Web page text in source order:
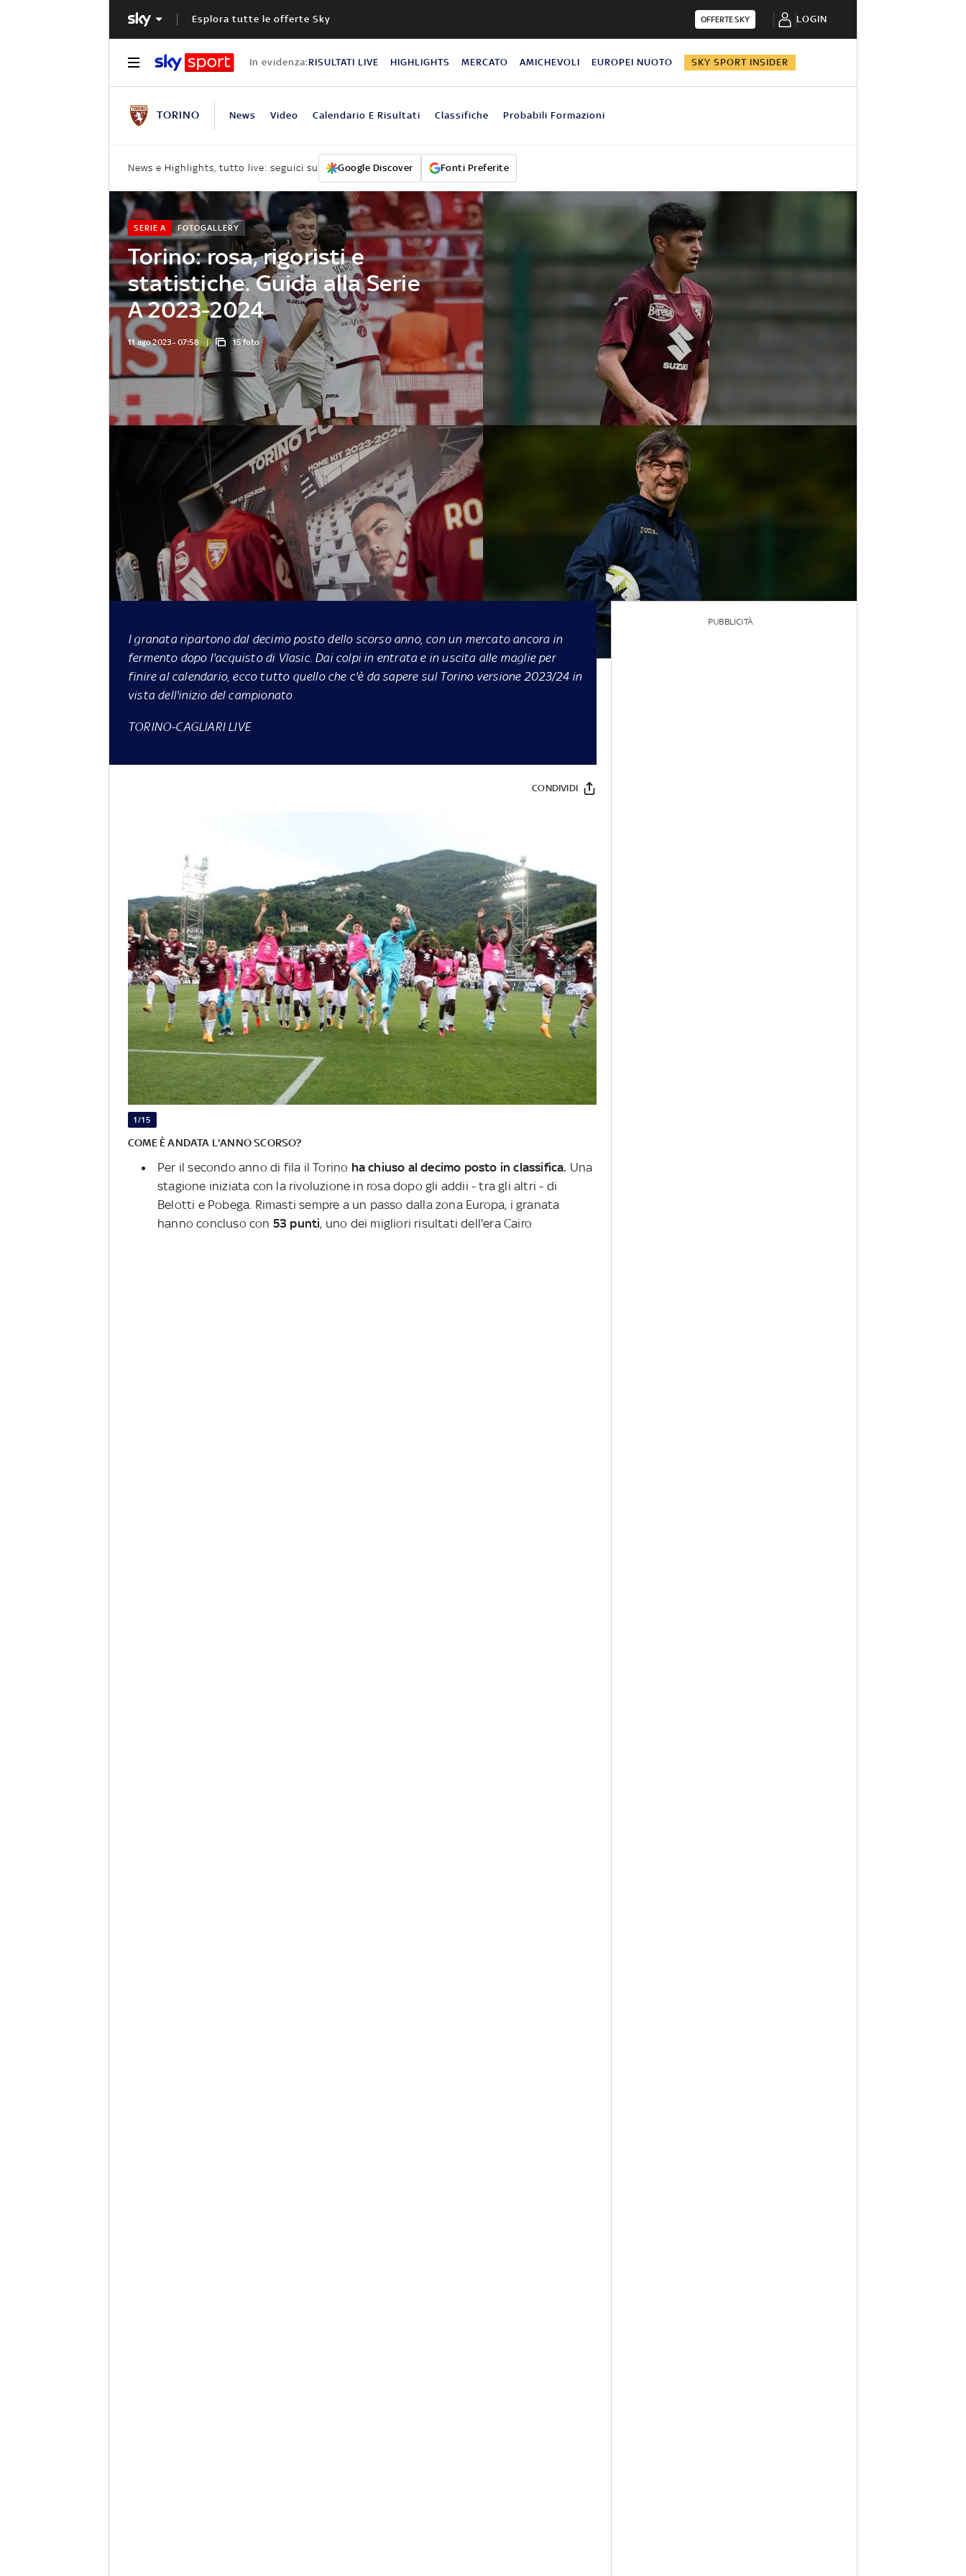
Esplora tutte le offerte Sky OFFERTE SKY LOGIN
In evidenza:RISULTATI LIVE HIGHLIGHTS MERCATO AMICHEVOLI EUROPEI NUOTO SKY SPORT INSIDER
TORINO News Video Calendario E Risultati Classifiche Probabili Formazioni
News e Highlights, tutto live: seguici su Google Discover Fonti Preferite
Torino: rosa, rigoristi e
statistiche. Guida alla Serie
A 2023-2024
SERIE A FOTOGALLERY
11 ago 2023 - 07:58 15 foto
I granata ripartono dal decimo posto dello scorso anno, con un mercato ancora in
fermento dopo l'acquisto di Vlasic. Dai colpi in entrata e in uscita alle maglie per
finire al calendario, ecco tutto quello che c'è da sapere sul Torino versione 2023/24 in
vista dell'inizio del campionato
TORINO-CAGLIARI LIVE
CONDIVIDI
1/15
COME È ANDATA L'ANNO SCORSO?
Per il secondo anno di fila il Torino ha chiuso al decimo posto in classifica. Una
stagione iniziata con la rivoluzione in rosa dopo gli addii - tra gli altri - di
Belotti e Pobega. Rimasti sempre a un passo dalla zona Europa, i granata
hanno concluso con 53 punti, uno dei migliori risultati dell'era Cairo
PUBBLICITÀ